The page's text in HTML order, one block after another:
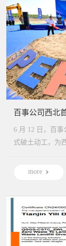
百事公司西北
6 月 12 日，百
式破土动工，为
more